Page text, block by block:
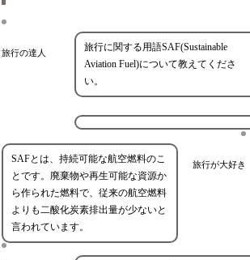
旅行の達人
旅行に関する用語SAF(Sustainable
Aviation Fuel)について教えてくださ
い。
旅行が大好き
SAFとは、持続可能な航空燃料のこ
とです。廃棄物や再生可能な資源か
ら作られた燃料で、従来の航空燃料
よりも二酸化炭素排出量が少ないと
言われています。